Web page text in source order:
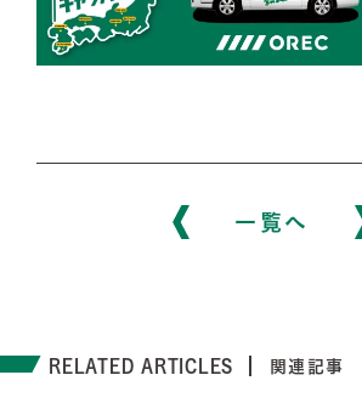
一覧へ
RELATED ARTICLES 関連記事